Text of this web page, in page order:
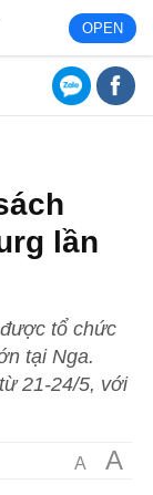
OPEN
lần
tổ chức
tại Nga.
21-24/5, với
A A